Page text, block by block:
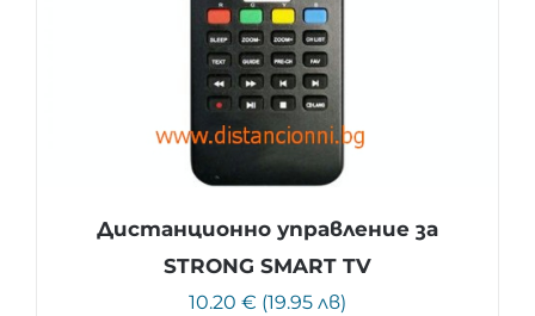
Дистанционно управление за
STRONG SMART TV
10.20 € (19.95 лв)